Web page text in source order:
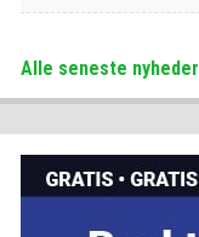
Alle seneste nyheder